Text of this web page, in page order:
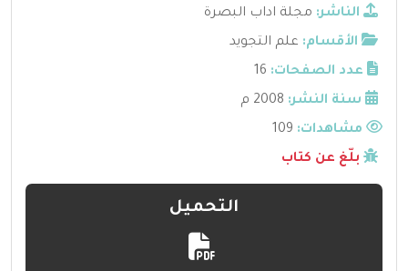
الناشر: مجلة اداب البصرة
الأقسام: علم التجويد
عدد الصفحات: 16
سنة النشر: 2008 م
مشاهدات:
بلّغ عن كتاب
التحميل